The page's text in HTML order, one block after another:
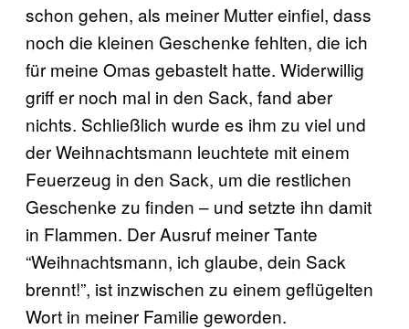
schon gehen, als meiner Mutter einfiel, dass
noch die kleinen Geschenke fehlten, die ich
für meine Omas gebastelt hatte. Widerwillig
griff er noch mal in den Sack, fand aber
nichts. Schließlich wurde es ihm zu viel und
der Weihnachtsmann leuchtete mit einem
Feuerzeug in den Sack, um die restlichen
Geschenke zu finden – und setzte ihn damit
in Flammen. Der Ausruf meiner Tante
“Weihnachtsmann, ich glaube, dein Sack
brennt!”, ist inzwischen zu einem geflügelten
Wort in meiner Familie geworden.